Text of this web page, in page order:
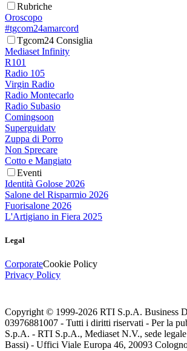
Rubriche
Oroscopo
#tgcom24amarcord
Tgcom24 Consiglia
Mediaset Infinity
R101
Radio 105
Virgin Radio
Radio Montecarlo
Radio Subasio
Comingsoon
Superguidatv
Zuppa di Porro
Non Sprecare
Cotto e Mangiato
Eventi
Identità Golose 2026
Salone del Risparmio 2026
Fuorisalone 2026
L'Artigiano in Fiera 2025
Legal
CorporateCookie Policy
Privacy Policy
Copyright © 1999-2026 RTI S.p.A. Business
03976881007 - Tutti i diritti riservati - Per la
S.p.A. - RTI S.p.A., Mediaset N.V., sede
Bassi) - Uffici Viale Europa 46, 20093